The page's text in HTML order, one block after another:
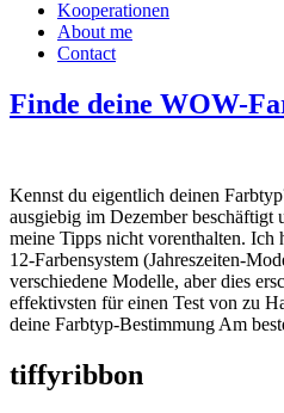
Kooperationen
About me
Contact
Finde deine WOW-
Kennst du eigentlich deinen
ausgiebig im Dezember beschäftigt
meine Tipps nicht vorenthalten. Ich
12-Farbensystem (Jahreszeiten-
verschiedene Modelle, aber dies
effektivsten für einen Test von zu
deine Farbtyp-Bestimmung Am
tiffyribbon